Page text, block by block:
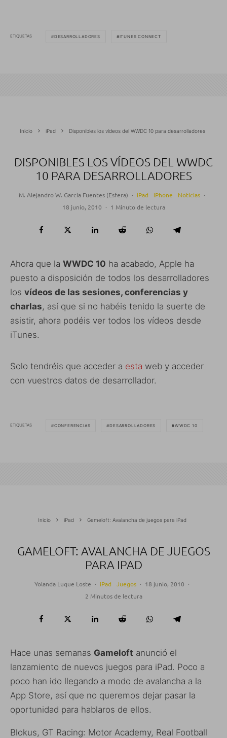
ETIQUETAS DESARROLLADORES ITUNES CONNECT
Inicio iPad Disponibles los vídeos del WWDC 10 para desarrolladores
DISPONIBLES LOS VÍDEOS DEL WWDC
10 PARA DESARROLLADORES
M. Alejandro W. García Fuentes (Esfera) · iPad iPhone Noticias ·
18 junio, 2010 · 1 Minuto de lectura
Ahora que la WWDC 10 ha acabado, Apple ha
puesto a disposición de todos los desarrolladores
los vídeos de las sesiones, conferencias y
charlas, así que si no habéis tenido la suerte de
asistir, ahora podéis ver todos los vídeos desde
iTunes.
Solo tendréis que acceder a esta web y acceder
con vuestros datos de desarrollador.
ETIQUETAS CONFERENCIAS DESARROLLADORES WWDC 10
Inicio iPad Gameloft: Avalancha de juegos para iPad
GAMELOFT: AVALANCHA DE JUEGOS
PARA IPAD
Yolanda Luque Loste · iPad Juegos · 18 junio, 2010 ·
2 Minutos de lectura
Hace unas semanas Gameloft anunció el
lanzamiento de nuevos juegos para iPad. Poco a
poco han ido llegando a modo de avalancha a la
App Store, así que no queremos dejar pasar la
oportunidad para hablaros de ellos.
Blokus, GT Racing: Motor Academy, Real Football